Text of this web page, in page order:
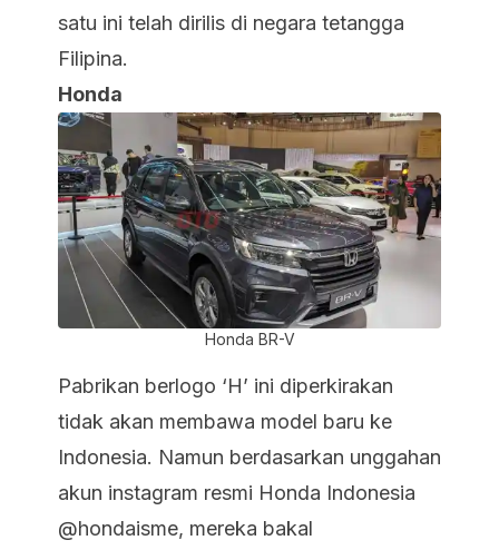
satu ini telah dirilis di negara tetangga
Filipina.
Honda
Honda BR-V
Pabrikan berlogo ‘H’ ini diperkirakan
tidak akan membawa model baru ke
Indonesia. Namun berdasarkan unggahan
akun instagram resmi Honda Indonesia
@hondaisme, mereka bakal